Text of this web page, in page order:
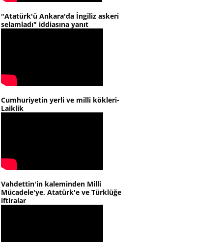
"Atatürk'ü Ankara'da İngiliz askeri
selamladı" iddiasına yanıt
Cumhuriyetin yerli ve milli kökleri-
Laiklik
Vahdettin'in kaleminden Milli
Mücadele'ye, Atatürk'e ve Türklüğe
iftiralar